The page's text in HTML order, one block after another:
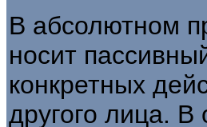
В абсолютном
носит
конкретных
другого лица.